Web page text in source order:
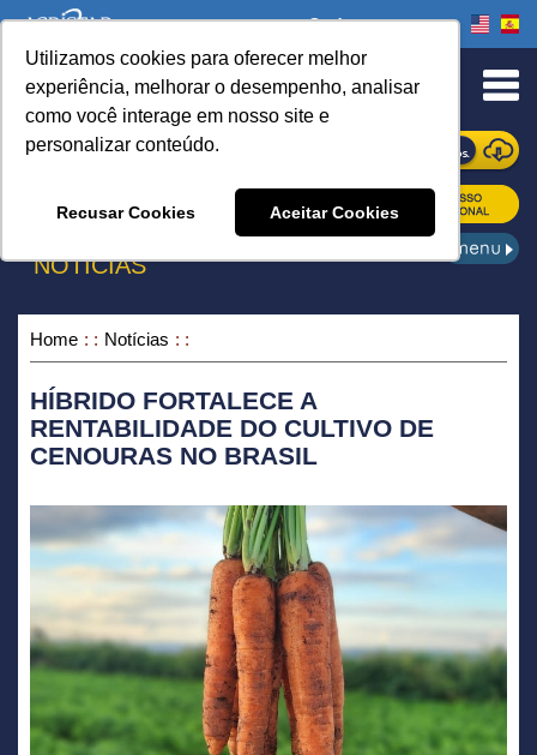
Utilizamos cookies para oferecer melhor
experiência, melhorar o desempenho, analisar
como você interage em nosso site e
personalizar conteúdo.
Recusar Cookies Aceitar Cookies
to Content
Onde comprar
ONDE COMPRAR
NOTÍCIAS
Home Notícias
HÍBRIDO FORTALECE A
RENTABILIDADE DO CULTIVO DE
CENOURAS NO BRASIL